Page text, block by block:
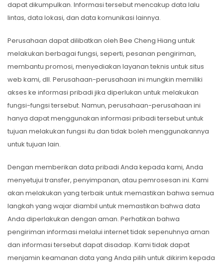
dapat dikumpulkan. Informasi tersebut mencakup data lalu
lintas, data lokasi, dan data komunikasi lainnya.
Perusahaan dapat dilibatkan oleh Bee Cheng Hiang untuk
melakukan berbagai fungsi, seperti, pesanan pengiriman,
membantu promosi, menyediakan layanan teknis untuk situs
web kami, dll. Perusahaan-perusahaan ini mungkin memiliki
akses ke informasi pribadi jika diperlukan untuk melakukan
fungsi-fungsi tersebut. Namun, perusahaan-perusahaan ini
hanya dapat menggunakan informasi pribadi tersebut untuk
tujuan melakukan fungsi itu dan tidak boleh menggunakannya
untuk tujuan lain.
Dengan memberikan data pribadi Anda kepada kami, Anda
menyetujui transfer, penyimpanan, atau pemrosesan ini. Kami
akan melakukan yang terbaik untuk memastikan bahwa semua
langkah yang wajar diambil untuk memastikan bahwa data
Anda diperlakukan dengan aman. Perhatikan bahwa
pengiriman informasi melalui internet tidak sepenuhnya aman
dan informasi tersebut dapat disadap. Kami tidak dapat
menjamin keamanan data yang Anda pilih untuk dikirim kepada